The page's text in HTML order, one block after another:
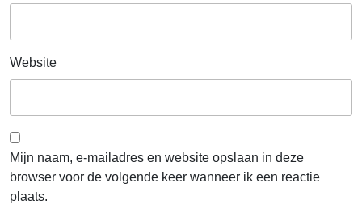
Website
Mijn naam, e-mailadres en website opslaan in deze
browser voor de volgende keer wanneer ik een reactie
plaats.